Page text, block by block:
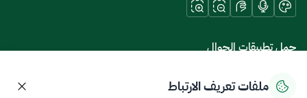
حمل تطبيقات الجوال
ملفات تعريف الارتباط